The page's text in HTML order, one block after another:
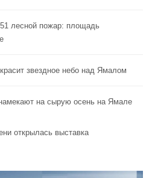
лесной пожар: площадь
звездное небо над Ямалом
на сырую осень на Ямале
открылась выставка